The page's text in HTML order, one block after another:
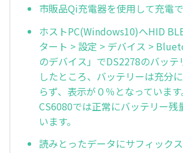
市販品Qi充電器を使用して充電で
ホストPC(Windows10)へHID
タート > 設定 > デバイス >
のデバイス」でDS2278のバッテ
したところ、バッテリーは充分
らず、表示が０％となっていま
CS6080では正常にバッテリー残
います。
読みとったデータにサフィック